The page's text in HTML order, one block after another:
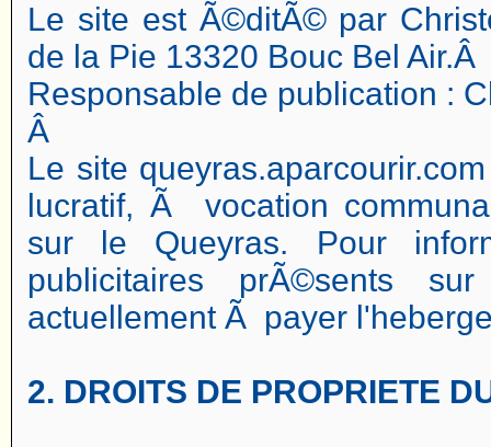
Le site est Ã©ditÃ© par
de la Pie 13320 Bouc Bel Air.Â
Responsable de publication :
Â
Le site
lucratif, Ã vocation
sur le Queyras. Pour
publicitaires prÃ©sents
actuellement Ã payer
2. DROITS DE PROPRIETE